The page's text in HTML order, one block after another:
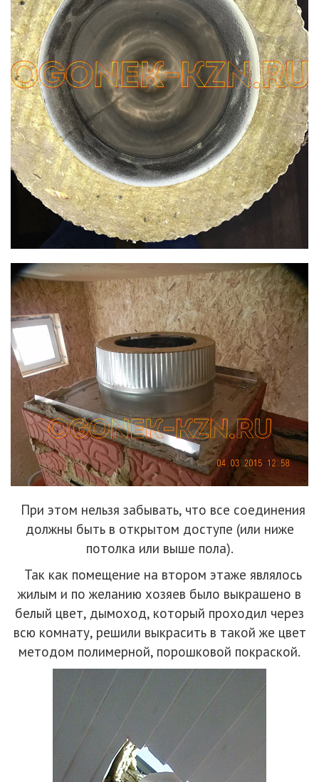
При этом нельзя забывать, что все соединения
должны быть в открытом доступе (или ниже
потолка или выше пола).
Так как помещение на втором этаже являлось
жилым и по желанию хозяев было выкрашено в
белый цвет, дымоход, который проходил через
всю комнату, решили выкрасить в такой же цвет
методом полимерной, порошковой покраской.